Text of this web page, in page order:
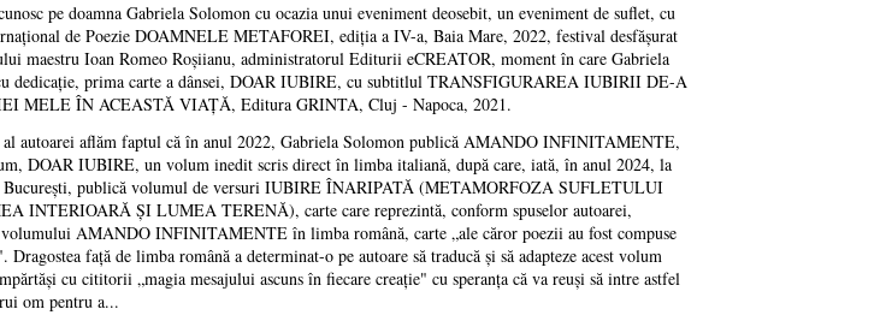
pe doamna Gabriela Solomon cu ocazia unui eveniment deosebit, un eveniment de suflet, cu
de Poezie DOAMNELE METAFOREI, ediția a IV-a, Baia Mare, 2022, festival desfășurat
maestru Ioan Romeo Roșiianu, administratorul Editurii eCREATOR, moment în care Gabriela
dedicație, prima carte a dânsei, DOAR IUBIRE, cu subtitlul TRANSFIGURAREA IUBIRII DE-A
MELE ÎN ACEASTĂ VIAȚĂ, Editura GRINTA, Cluj - Napoca, 2021.
autoarei aflăm faptul că în anul 2022, Gabriela Solomon publică AMANDO INFINITAMENTE,
DOAR IUBIRE, un volum inedit scris direct în limba italiană, după care, iată, în anul 2024, la
publică volumul de versuri IUBIRE ÎNARIPATĂ (METAMORFOZA SUFLETULUI
INTERIOARĂ ȘI LUMEA TERENĂ), carte care reprezintă, conform spuselor autoarei,
volumului AMANDO INFINITAMENTE în limba română, carte „ale căror poezii au fost compuse
față de limba română a determinat-o pe autoare să traducă și să adapteze acest volum
cu cititorii „magia mesajului ascuns în fiecare creație" cu speranța că va reuși să intre astfel
om pentru a...